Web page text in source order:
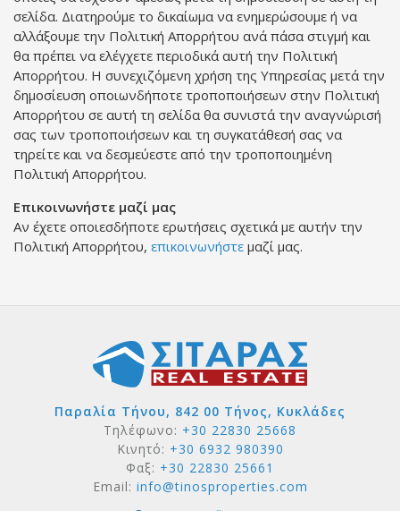
σελίδα. Διατηρούμε το δικαίωμα να ενημερώσουμε ή να
αλλάξουμε την Πολιτική Απορρήτου ανά πάσα στιγμή και
θα πρέπει να ελέγχετε περιοδικά αυτή την Πολιτική
Απορρήτου. Η συνεχιζόμενη χρήση της Υπηρεσίας μετά την
δημοσίευση οποιωνδήποτε τροποποιήσεων στην Πολιτική
Απορρήτου σε αυτή τη σελίδα θα συνιστά την αναγνώρισή
σας των τροποποιήσεων και τη συγκατάθεσή σας να
τηρείτε και να δεσμεύεστε από την τροποποιημένη
Πολιτική Απορρήτου.
Επικοινωνήστε μαζί μας
Αν έχετε οποιεσδήποτε ερωτήσεις σχετικά με αυτήν την
Πολιτική Απορρήτου, επικοινωνήστε μαζί μας.
Παραλία Τήνου, 842 00 Τήνος, Κυκλάδες
Τηλέφωνο: +30 22830 25668
Κινητό: +30 6932 980390
Φαξ: +30 22830 25661
Email: info@tinosproperties.com